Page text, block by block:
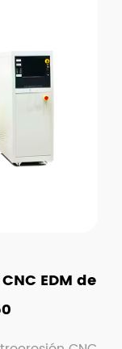
EDM de